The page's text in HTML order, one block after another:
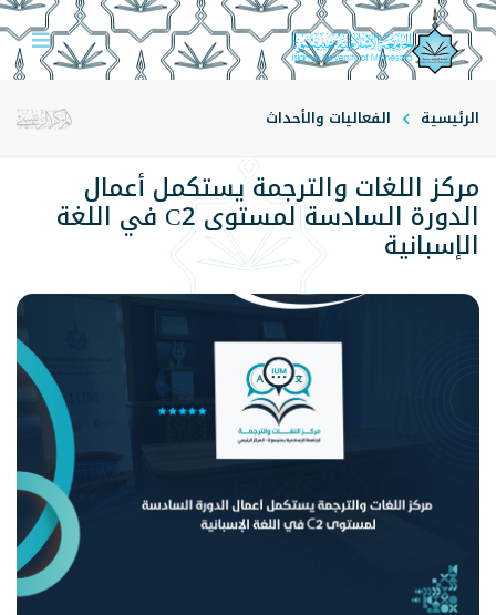
الرئيسية الفعاليات والأحداث
مركز اللغات والترجمة يستكمل أعمال
الدورة السادسة لمستوى C2 في اللغة
الإسبانية